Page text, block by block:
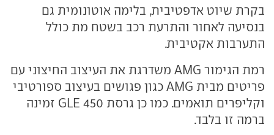
בקרת שיוט אדפטיבית, בלימה אוטונומית גם
בנסיעה לאחור והתרעת רכב בשטח מת כולל
התערבות אקטיבית.
רמת הגימור AMG משדרגת את העיצוב החיצוני עם
פריטים מבית AMG כגון פגושים בעיצוב ספורטיבי
וקליפרים תואמים. כמו כן גרסת GLE 450 זמינה
ברמה זו בלבד.